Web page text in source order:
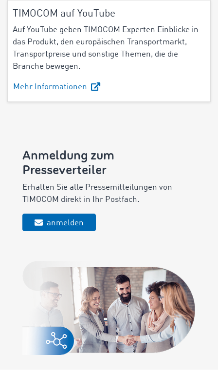
TIMOCOM auf YouTube
Auf YouTube geben TIMOCOM Experten Einblicke in
das Produkt, den europäischen Transportmarkt,
Transportpreise und sonstige Themen, die die
Branche bewegen.
Mehr Informationen
Anmeldung zum
Presseverteiler
Erhalten Sie alle Pressemitteilungen von
TIMOCOM direkt in Ihr Postfach.
anmelden